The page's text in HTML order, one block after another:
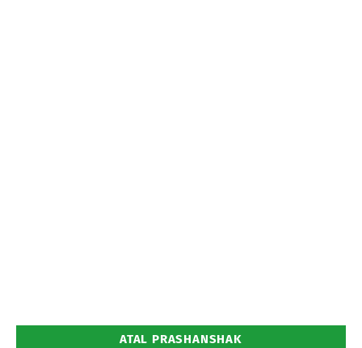
ATAL PRASHANSHAK